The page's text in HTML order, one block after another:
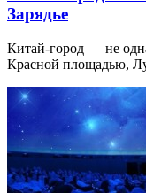
Зарядье
Китай-город — не
Красной площадью,